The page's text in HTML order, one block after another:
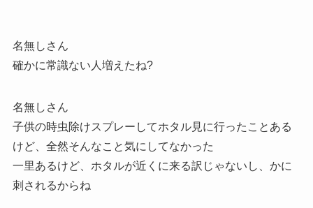
名無しさん
確かに常識ない人増えたね?
名無しさん
子供の時虫除けスプレーしてホタル見に行ったことある
けど、全然そんなこと気にしてなかった
一里あるけど、ホタルが近くに来る訳じゃないし、かに
刺されるからね